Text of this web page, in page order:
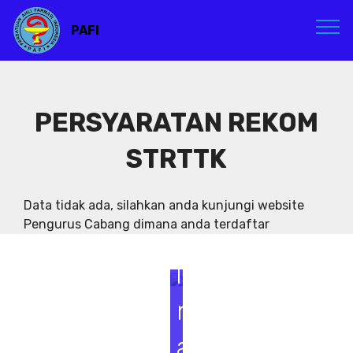
PAFI
PERSYARATAN REKOM
STRTTK
Data tidak ada, silahkan anda kunjungi website
Pengurus Cabang dimana anda terdaftar
S
e
m
i
n
a